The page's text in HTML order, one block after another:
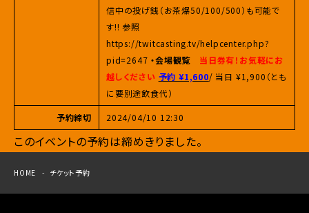
信中の投げ銭（お茶爆50/100/500）も可能で
す!! 参照
https://twitcasting.tv/helpcenter.php?
pid=2647 ・会場観覧 当日券有！お気軽にお
越しください 予約 ¥1,600/ 当日 ¥1,900（とも
に要別途飲食代）
予約締切 2024/04/10 12:30
このイベントの予約は締めきりました。
HOME チケット予約